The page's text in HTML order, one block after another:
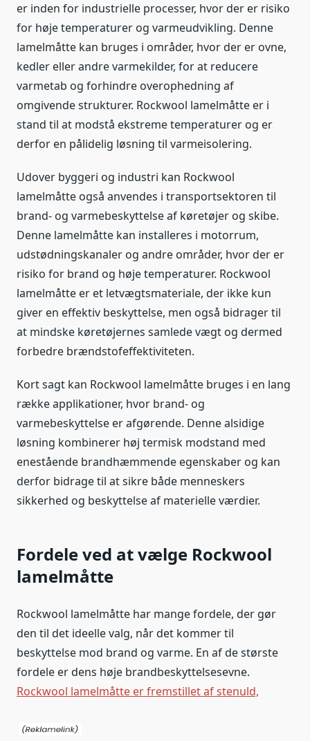
er inden for industrielle processer, hvor der er risiko
for høje temperaturer og varmeudvikling. Denne
lamelmåtte kan bruges i områder, hvor der er ovne,
kedler eller andre varmekilder, for at reducere
varmetab og forhindre overophedning af
omgivende strukturer. Rockwool lamelmåtte er i
stand til at modstå ekstreme temperaturer og er
derfor en pålidelig løsning til varmeisolering.
Udover byggeri og industri kan Rockwool
lamelmåtte også anvendes i transportsektoren til
brand- og varmebeskyttelse af køretøjer og skibe.
Denne lamelmåtte kan installeres i motorrum,
udstødningskanaler og andre områder, hvor der er
risiko for brand og høje temperaturer. Rockwool
lamelmåtte er et letvægtsmateriale, der ikke kun
giver en effektiv beskyttelse, men også bidrager til
at mindske køretøjernes samlede vægt og dermed
forbedre brændstofeffektiviteten.
Kort sagt kan Rockwool lamelmåtte bruges i en lang
række applikationer, hvor brand- og
varmebeskyttelse er afgørende. Denne alsidige
løsning kombinerer høj termisk modstand med
enestående brandhæmmende egenskaber og kan
derfor bidrage til at sikre både menneskers
sikkerhed og beskyttelse af materielle værdier.
Fordele ved at vælge Rockwool
lamelmåtte
Rockwool lamelmåtte har mange fordele, der gør
den til det ideelle valg, når det kommer til
beskyttelse mod brand og varme. En af de største
fordele er dens høje brandbeskyttelsesevne.
Rockwool lamelmåtte er fremstillet af stenuld,